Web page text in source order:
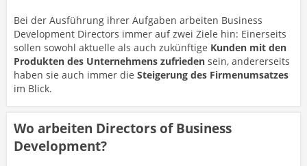
Bei der Ausführung ihrer Aufgaben arbeiten Business
Development Directors immer auf zwei Ziele hin: Einerseits
sollen sowohl aktuelle als auch zukünftige Kunden mit den
Produkten des Unternehmens zufrieden sein, andererseits
haben sie auch immer die Steigerung des Firmenumsatzes
im Blick.
Wo arbeiten Directors of Business
Development?